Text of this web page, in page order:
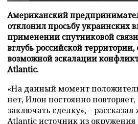
Американский
отклонил просьбу украинских
применении спутниковой
вглубь российской территории,
возможной эскалации
Atlantic.
«На данный момент
нет, Илон постоянно
заключать сделку», –
Atlanticисточник из